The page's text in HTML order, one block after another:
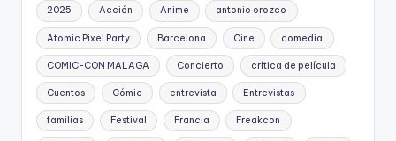
2025 Acción Anime antonio orozco
Atomic Pixel Party Barcelona Cine comedia
COMIC-CON MALAGA Concierto crítica de película
Cuentos Cómic entrevista Entrevistas
familias Festival Francia Freakcon